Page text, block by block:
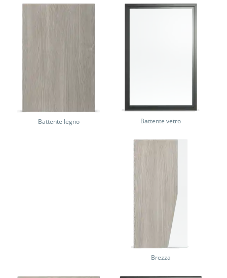
Battente legno Battente vetro
Brezza